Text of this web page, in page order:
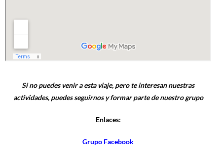
Si no puedes venir a esta viaje, pero te interesan nuestras
actividades, puedes seguirnos y formar parte de nuestro grupo
Enlaces:
Grupo Facebook